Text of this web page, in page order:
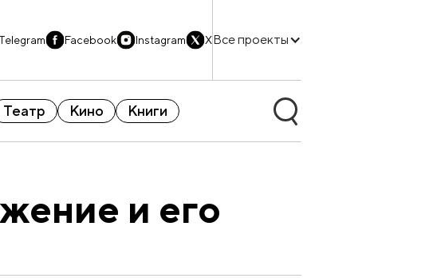
Telegram Facebook Instagram XВсе проекты
Театр Кино Книги
и его